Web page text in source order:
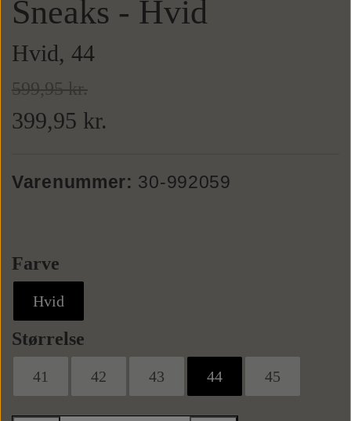
Punge
Sneaks - Hvid
Hvid, 44
599,95 kr.
399,95 kr.
Varenummer: 30-992059
Farve
Hvid
Størrelse
41 42 43 44 45